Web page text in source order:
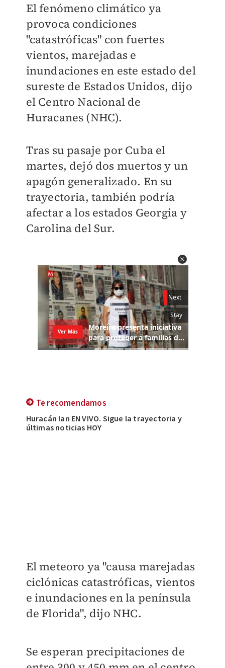
El fenómeno climático ya
provoca condiciones
"catastróficas" con fuertes
vientos, marejadas e
inundaciones en este estado del
sureste de Estados Unidos, dijo
el Centro Nacional de
Huracanes (NHC).
Tras su pasaje por Cuba el
martes, dejó dos muertos y un
apagón generalizado. En su
trayectoria, también podría
afectar a los estados Georgia y
Carolina del Sur.
Te recomendamos
Huracán Ian EN VIVO. Sigue la trayectoria y
últimas noticias HOY
El meteoro ya "causa marejadas
ciclónicas catastróficas, vientos
e inundaciones en la península
de Florida", dijo NHC.
Se esperan precipitaciones de